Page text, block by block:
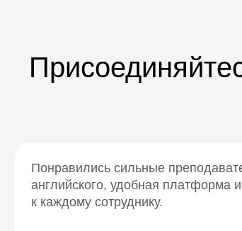
Понравились сильные
английского, удобная платформа
к каждому сотруднику.